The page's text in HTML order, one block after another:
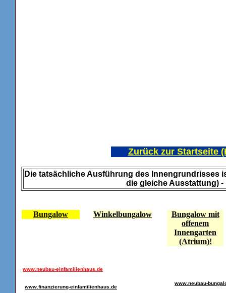
Zurück zur Startseite
Die tatsächliche Ausführung des Innengrundrisses
die gleiche Ausstattung) -
Bungalow Winkelbungalow
www.neubau-einfamilienhaus.de
www.finanzierung-einfamilienhaus.de
Bungalow mit
offenem
Innengarten
(Atrium)!
www.neubau-